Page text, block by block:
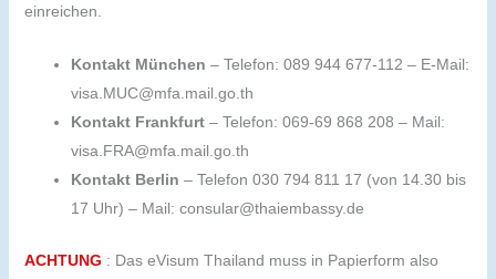
einreichen.
Kontakt München – Telefon: 089 944 677-112 – E-Mail:
visa.MUC@mfa.mail.go.th
Kontakt Frankfurt– Telefon: 069-69 868 208 – Mail:
visa.FRA@mfa.mail.go.th
Kontakt Berlin – Telefon 030 794 811 17 (von 14.30 bis
17 Uhr) – Mail: consular@thaiembassy.de
ACHTUNG : Das eVisum Thailand muss in Papierform also